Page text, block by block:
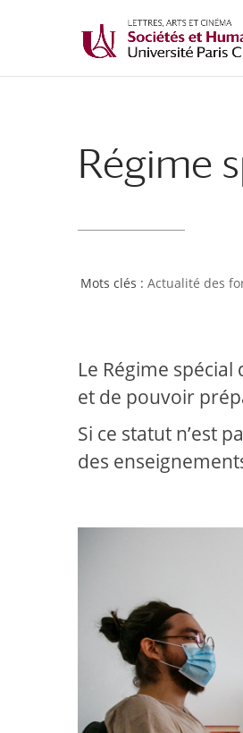
Régime
Actualité des
Le Régime
et de pouvoir
Si ce statut n’est
des